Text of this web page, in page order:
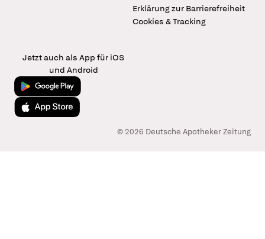
Erklärung zur Barrierefreiheit
Cookies & Tracking
Jetzt auch als App für iOS
und Android
Jetzt bei Google Play
Laden im App Store
© 2026 Deutsche Apotheker Zeitung